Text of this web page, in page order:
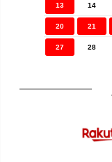
13 14
20 21
27 28